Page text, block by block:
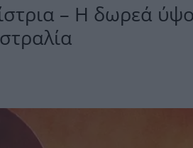
– Η δωρεά